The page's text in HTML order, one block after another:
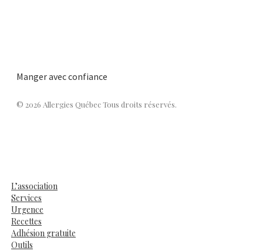
Manger avec confiance
© 2026 Allergies Québec Tous droits réservés.
L’association
Services
Urgence
Recettes
Adhésion gratuite
Outils